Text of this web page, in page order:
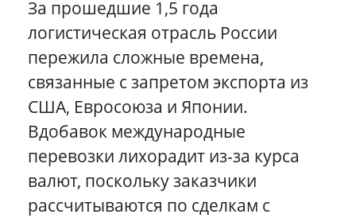
Разное
Все кейсы
За прошедшие 1,5 года
логистическая отрасль России
пережила сложные времена,
связанные с запретом экспорта из
США, Евросоюза и Японии.
Вдобавок международные
перевозки лихорадит из-за курса
валют, поскольку заказчики
рассчитываются по сделкам с